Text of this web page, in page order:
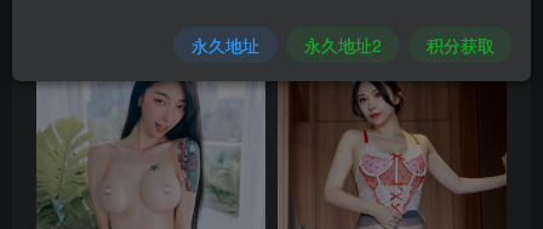
永久地址 永久地址2 积分获取